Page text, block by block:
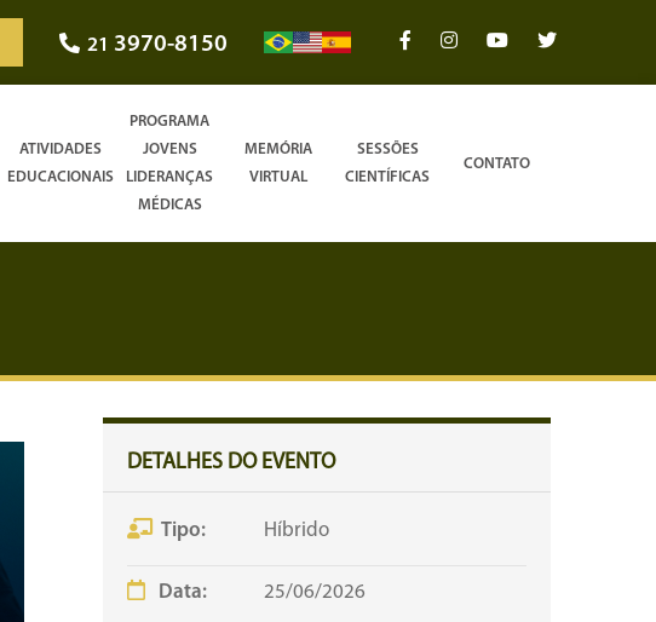
21 3970-8150
ATIVIDADES
EDUCACIONAIS
PROGRAMA
JOVENS
LIDERANÇAS
MÉDICAS
MEMÓRIA
VIRTUAL
SESSÕES
CIENTÍFICAS
CONTATO
DETALHES DO EVENTO
Tipo: Híbrido
Data: 25/06/2026